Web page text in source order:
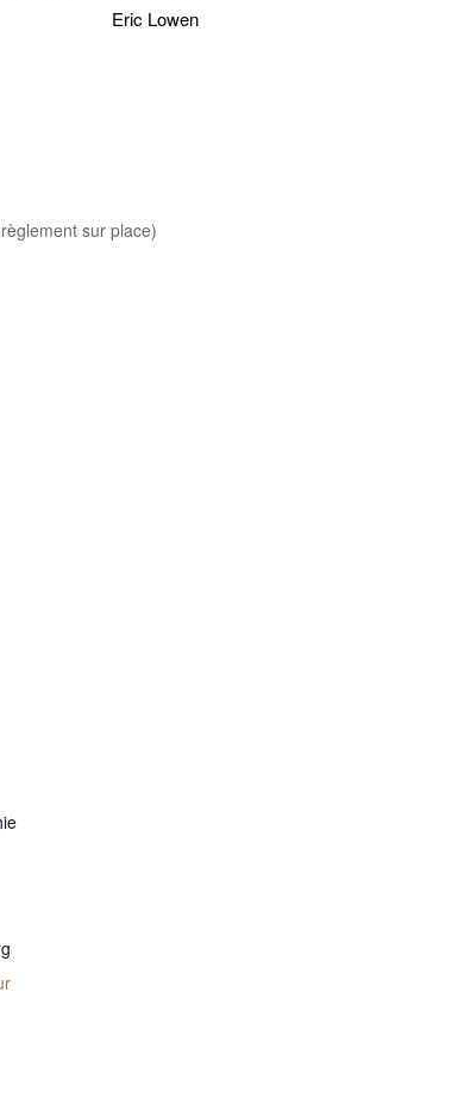
Eric Lowen
sur place)